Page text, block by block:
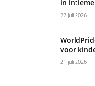
in
22 juli 2026
voor
21 juli 2026